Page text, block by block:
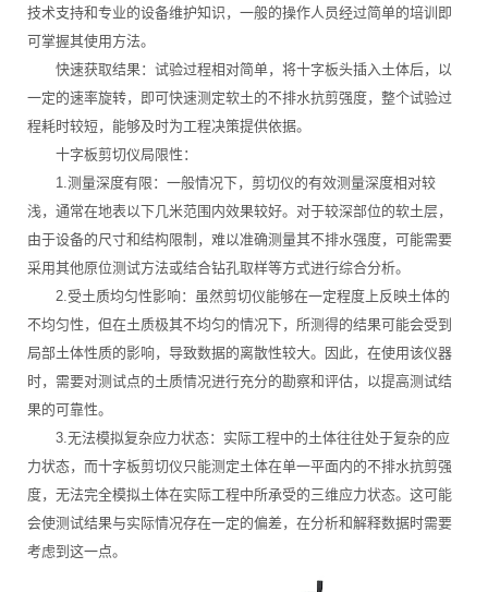
技术支持和专业的设备维护知识，一般的操作人员经过简单的培训即
可掌握其使用方法。
快速获取结果：试验过程相对简单，将十字板头插入土体后，以
一定的速率旋转，即可快速测定软土的不排水抗剪强度，整个试验过
程耗时较短，能够及时为工程决策提供依据。
十字板剪切仪局限性：
1.测量深度有限：一般情况下，剪切仪的有效测量深度相对较
浅，通常在地表以下几米范围内效果较好。对于较深部位的软土层，
由于设备的尺寸和结构限制，难以准确测量其不排水强度，可能需要
采用其他原位测试方法或结合钻孔取样等方式进行综合分析。
2.受土质均匀性影响：虽然剪切仪能够在一定程度上反映土体的
不均匀性，但在土质极其不均匀的情况下，所测得的结果可能会受到
局部土体性质的影响，导致数据的离散性较大。因此，在使用该仪器
时，需要对测试点的土质情况进行充分的勘察和评估，以提高测试结
果的可靠性。
3.无法模拟复杂应力状态：实际工程中的土体往往处于复杂的应
力状态，而十字板剪切仪只能测定土体在单一平面内的不排水抗剪强
度，无法完全模拟土体在实际工程中所承受的三维应力状态。这可能
会使测试结果与实际情况存在一定的偏差，在分析和解释数据时需要
考虑到这一点。